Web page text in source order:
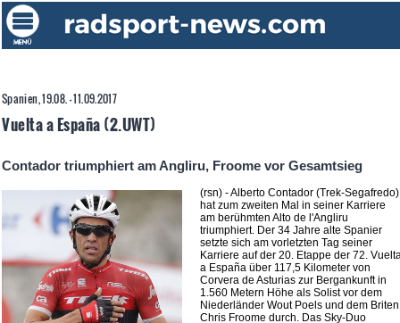
Spanien, 19.08. - 11.09.2017
Vuelta a España (2.UWT)
Contador triumphiert am Angliru, Froome vor Gesamtsieg
(rsn) - Alberto Contador (Trek-Segafredo)
hat zum zweiten Mal in seiner Karriere
am berühmten Alto de l'Angliru
triumphiert. Der 34 Jahre alte Spanier
setzte sich am vorletzten Tag seiner
Karriere auf der 20. Etappe der 72.
a España über 117,5 Kilometer von
Corvera de Asturias zur Bergankunft in
1.560 Metern Höhe als Solist vor dem
Niederländer Wout Poels und dem Briten
Chris Froome durch. Das Sky-Duo